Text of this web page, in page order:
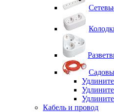
Кабель и провод